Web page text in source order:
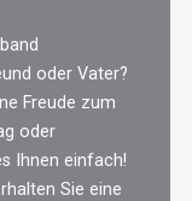
oder Vater?
Freude zum
oder
Ihnen einfach!
Sie eine